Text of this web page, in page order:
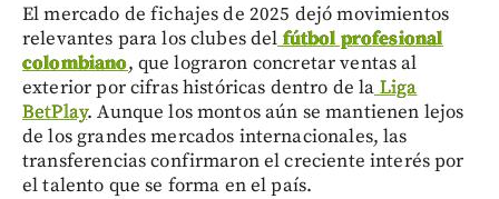
El mercado de fichajes de 2025 dejó movimientos
relevantes para los clubes del fútbol profesional
colombiano, que lograron concretar ventas al
exterior por cifras históricas dentro de la Liga
BetPlay. Aunque los montos aún se mantienen lejos
de los grandes mercados internacionales, las
transferencias confirmaron el creciente interés por
el talento que se forma en el país.